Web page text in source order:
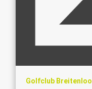
Golfclub Breitenloo